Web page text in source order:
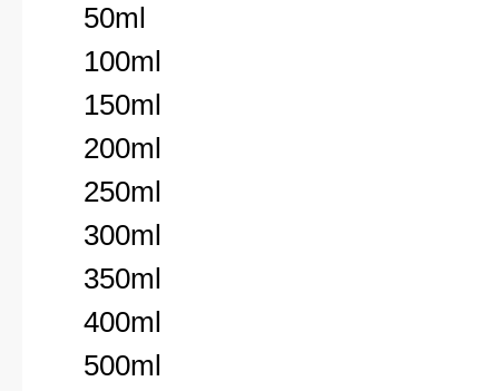
50ml
100ml
150ml
200ml
250ml
300ml
350ml
400ml
500ml